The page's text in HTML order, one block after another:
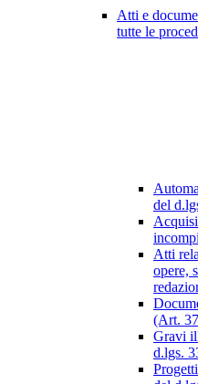
Atti e
tutte le
del
Atti
opere,
(Art.
Gravi
d.lgs.